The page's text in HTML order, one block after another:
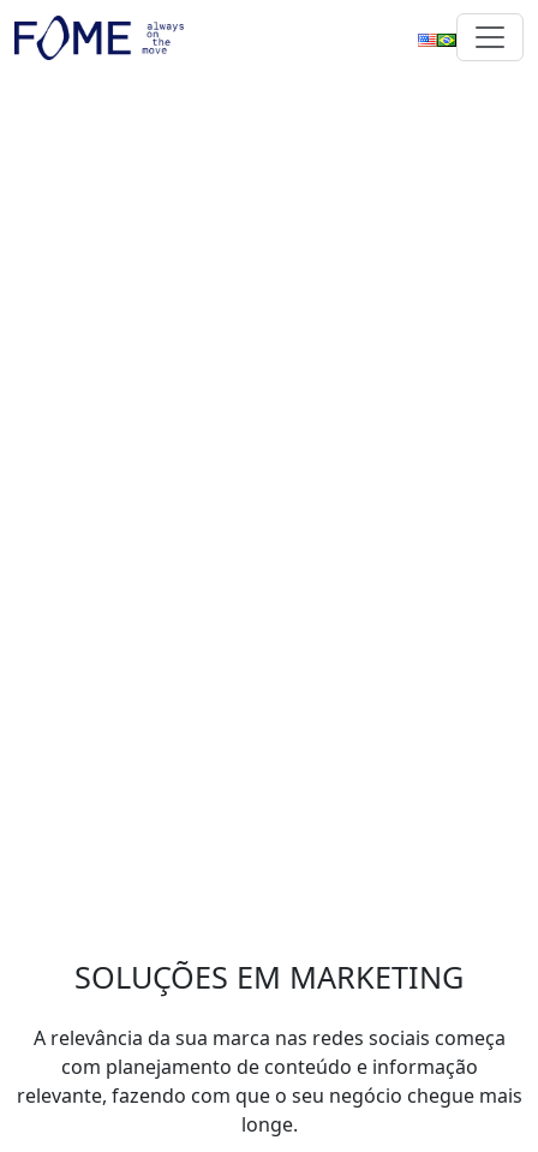
SOLUÇÕES EM MARKETING
A relevância da sua marca nas redes sociais começa
com planejamento de conteúdo e informação
relevante, fazendo com que o seu negócio chegue mais
longe.